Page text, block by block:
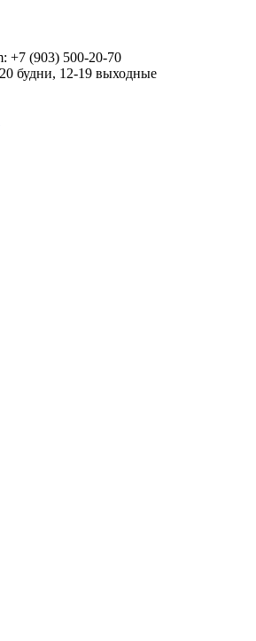
+7 (903) 500-20-70
будни, 12-19 выходные